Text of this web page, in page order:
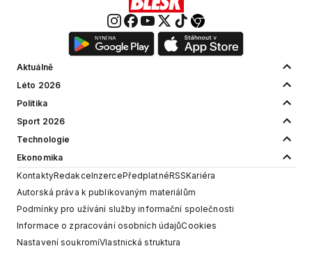
Aktuálně
Léto 2026
Politika
Sport 2026
Technologie
Ekonomika
KontaktyRedakceInzercePředplatnéRSSKariéra
Autorská práva k publikovaným materiálům
Podmínky pro užívání služby informační společnosti
Informace o zpracování osobních údajůCookies
Nastavení soukromíVlastnická struktura